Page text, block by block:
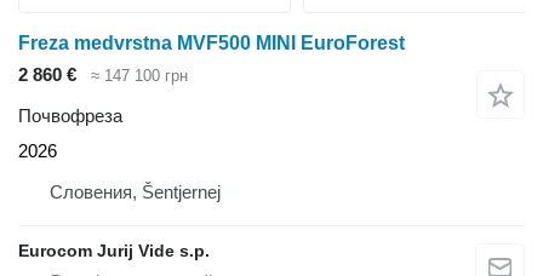
Freza medvrstna MVF500 MINI EuroForest
2 860 €
≈ 147 100 грн
Почвофреза
2026
Словения, Šentjernej
Eurocom Jurij Vide s.p.